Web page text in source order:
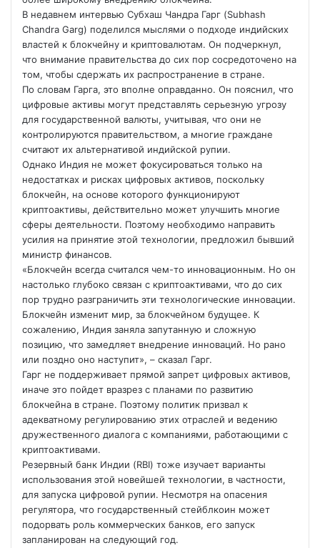
В недавнем интервью Субхаш Чандра Гарг (Subhash
Chandra Garg) поделился мыслями о подходе индийских
властей к блокчейну и криптовалютам. Он подчеркнул,
что внимание правительства до сих пор сосредоточено на
том, чтобы сдержать их распространение в стране.
По словам Гарга, это вполне оправданно. Он пояснил, что
цифровые активы могут представлять серьезную угрозу
для государственной валюты, учитывая, что они не
контролируются правительством, а многие граждане
считают их альтернативой индийской рупии.
Однако Индия не может фокусироваться только на
недостатках и рисках цифровых активов, поскольку
блокчейн, на основе которого функционируют
криптоактивы, действительно может улучшить многие
сферы деятельности. Поэтому необходимо направить
усилия на принятие этой технологии, предложил бывший
министр финансов.
«Блокчейн всегда считался чем-то инновационным. Но он
настолько глубоко связан с криптоактивами, что до сих
пор трудно разграничить эти технологические инновации.
Блокчейн изменит мир, за блокчейном будущее. К
сожалению, Индия заняла запутанную и сложную
позицию, что замедляет внедрение инноваций. Но рано
или поздно оно наступит», – сказал Гарг.
Гарг не поддерживает прямой запрет цифровых активов,
иначе это пойдет вразрез с планами по развитию
блокчейна в стране. Поэтому политик призвал к
адекватному регулированию этих отраслей и ведению
дружественного диалога с компаниями, работающими с
криптоактивами.
Резервный банк Индии (RBI) тоже изучает варианты
использования этой новейшей технологии, в частности,
для запуска цифровой рупии. Несмотря на опасения
регулятора, что государственный стейблкоин может
подорвать роль коммерческих банков, его запуск
запланирован на следующий год.